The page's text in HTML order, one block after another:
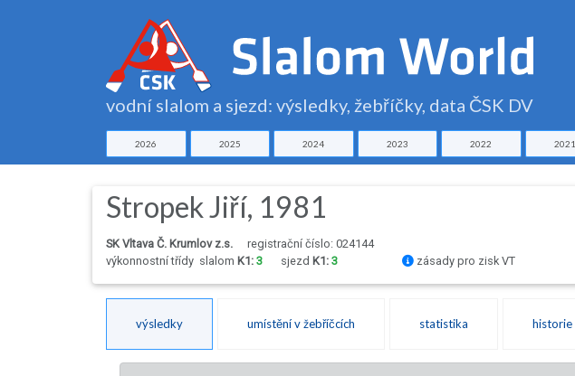
vodní slalom a sjezd: výsledky, žebříčky, data ČSK DV
2026 2025 2024 2023 2022 2021
Stropek Jiří, 1981
SK Vltava Č. Krumlov z.s.
registrační číslo: 024144
výkonnostní třídy slalom K1: 3 sjezd K1: 3 zásady pro zisk VT
výsledky umístění v žebříčcích statistika historie